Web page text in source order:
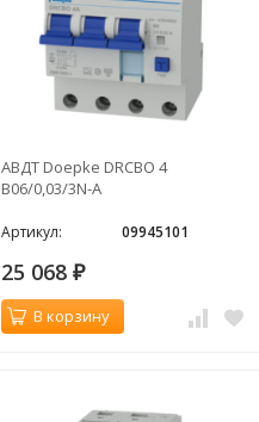
АВДТ Doepke DRCBO 4
B06/0,03/3N-A
Артикул: 09945101
25 068 ₽
В корзину